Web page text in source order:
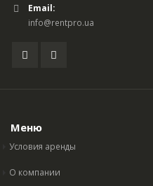
Email:
info@rentpro.ua
Меню
Условия аренды
О компании